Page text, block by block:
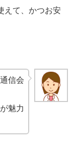
えて、かつお安
信会
魅力